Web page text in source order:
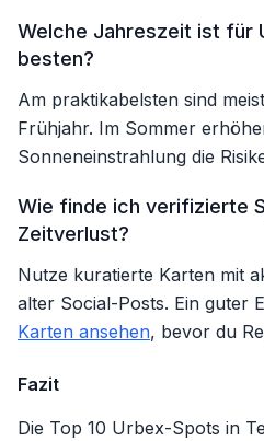
Welche Jahreszeit ist für
besten?
Am praktikabelsten sind
Frühjahr. Im Sommer
Sonneneinstrahlung die
Wie finde ich verifizierte
Zeitverlust?
Nutze kuratierte Karten mit
alter Social-Posts. Ein guter
Karten ansehen, bevor du
Fazit
Die Top 10 Urbex-Spots in